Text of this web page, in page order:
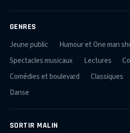
GENRES
Jeune public
Humour et One man
Spectacles musicaux
Lectures
Comédies et boulevard
Classiques
Danse
SORTIR MALIN